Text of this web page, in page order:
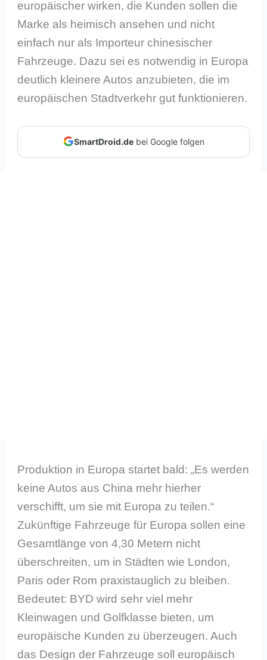
europäischer wirken, die Kunden sollen die
Marke als heimisch ansehen und nicht
einfach nur als Importeur chinesischer
Fahrzeuge. Dazu sei es notwendig in Europa
deutlich kleinere Autos anzubieten, die im
europäischen Stadtverkehr gut funktionieren.
SmartDroid.debei Google folgen
Produktion in Europa startet bald: „Es werden
keine Autos aus China mehr hierher
verschifft, um sie mit Europa zu teilen.“
Zukünftige Fahrzeuge für Europa sollen eine
Gesamtlänge von 4,30 Metern nicht
überschreiten, um in Städten wie London,
Paris oder Rom praxistauglich zu bleiben.
Bedeutet: BYD wird sehr viel mehr
Kleinwagen und Golfklasse bieten, um
europäische Kunden zu überzeugen. Auch
das Design der Fahrzeuge soll europäisch